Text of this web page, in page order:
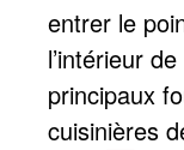
entrer le
l’intérieur
principaux
cuisinières